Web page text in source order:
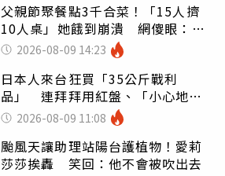
父親節聚餐點3千合菜！「15人擠
10人桌」她餓到崩潰 網傻眼：讓
店家看笑話
2026-08-09 14:23
日本人來台狂買「35公斤戰利
品」 連拜拜用紅盤、「小心地
滑」告示牌也帶回家
2026-08-09 11:08
颱風天讓助理站陽台護植物！愛莉
莎莎挨轟 笑回：他不會被吹出去